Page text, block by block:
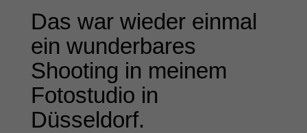
Das war wieder einmal
ein wunderbares
Shooting in meinem
Fotostudio in
Düsseldorf.